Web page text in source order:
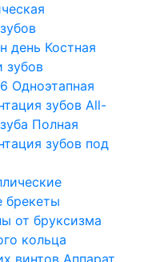
день Костная
зубов
Одноэтапная
зубов All-
Полная
зубов под
от бруксизма
кольца
винтов Аппарат